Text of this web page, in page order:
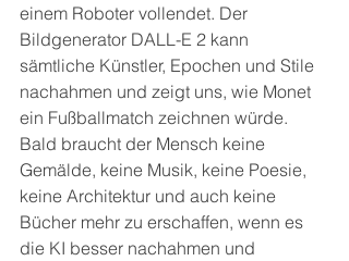
einem Roboter vollendet. Der
Bildgenerator DALL-E 2 kann
sämtliche Künstler, Epochen und Stile
nachahmen und zeigt uns, wie Monet
ein Fußballmatch zeichnen würde.
Bald braucht der Mensch keine
Gemälde, keine Musik, keine Poesie,
keine Architektur und auch keine
Bücher mehr zu erschaffen, wenn es
die KI besser nachahmen und